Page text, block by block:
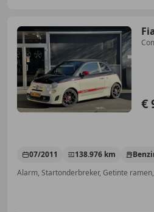
€
07/2011 138.976 km